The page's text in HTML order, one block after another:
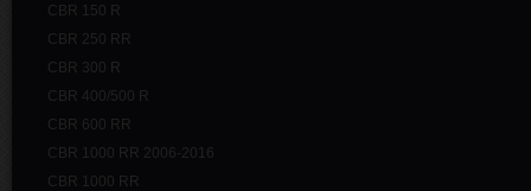
CBR 150 R
CBR 250 RR
CBR 300 R
CBR 400/500 R
CBR 600 RR
CBR 1000 RR 2006-2016
CBR 1000 RR